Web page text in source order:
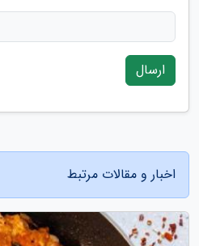
ارسال
اخبار و مقالات مرتبط